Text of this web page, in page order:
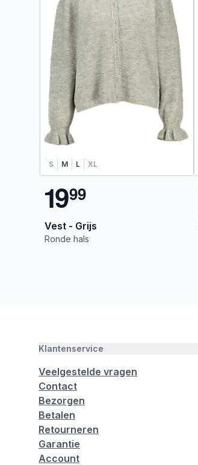
S M L XL
1999
Vest - Grijs
Ronde hals
Klantenservice
Veelgestelde vragen
Contact
Bezorgen
Betalen
Retourneren
Garantie
Account